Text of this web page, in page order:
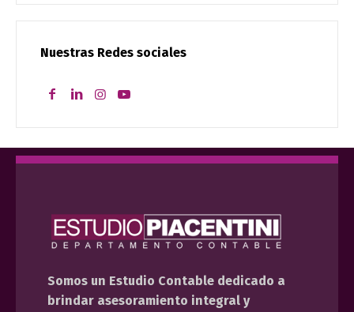
Nuestras Redes sociales
Somos un Estudio Contable dedicado a
brindar asesoramiento integral y